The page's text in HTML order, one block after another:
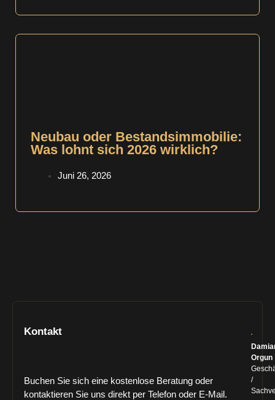
Neubau oder Bestandsimmobilie:
Was lohnt sich 2026 wirklich?
Juni 26, 2026
Kontakt
Buchen Sie sich eine kostenlose Beratung oder
kontaktieren Sie uns direkt per Telefon oder E-Mail.
Orgun
/